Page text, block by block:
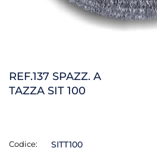
REF.137 SPAZZ. A
TAZZA SIT 100
Codice: SITT100